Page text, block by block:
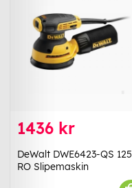
1436 kr
DeWalt DWE6423-QS 125
RO Slipemaskin